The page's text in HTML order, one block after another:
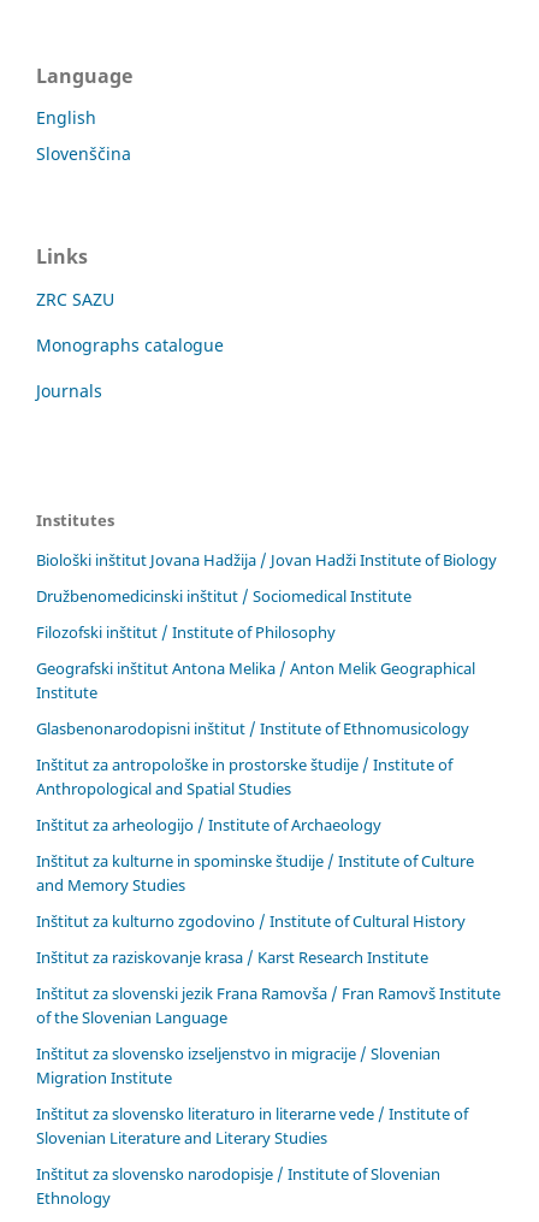
Language
English
Slovenščina
Links
ZRC SAZU
Monographs catalogue
Journals
Institutes
Biološki inštitut Jovana Hadžija / Jovan Hadži Institute of Biology
Družbenomedicinski inštitut / Sociomedical Institute
Filozofski inštitut / Institute of Philosophy
Geografski inštitut Antona Melika / Anton Melik Geographical
Institute
Glasbenonarodopisni inštitut / Institute of Ethnomusicology
Inštitut za antropološke in prostorske študije / Institute of
Anthropological and Spatial Studies
Inštitut za arheologijo / Institute of Archaeology
Inštitut za kulturne in spominske študije / Institute of Culture
and Memory Studies
Inštitut za kulturno zgodovino / Institute of Cultural History
Inštitut za raziskovanje krasa / Karst Research Institute
Inštitut za slovenski jezik Frana Ramovša / Fran Ramovš Institute
of the Slovenian Language
Inštitut za slovensko izseljenstvo in migracije / Slovenian
Migration Institute
Inštitut za slovensko literaturo in literarne vede / Institute of
Slovenian Literature and Literary Studies
Inštitut za slovensko narodopisje / Institute of Slovenian
Ethnology